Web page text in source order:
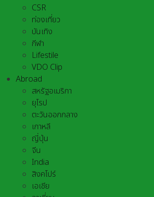
CSR
ท่องเที่ยว
บันเทิง
กีฬา
Lifestile
VDO Clip
Abroad
สหรัฐอเมริกา
ยุโรป
ตะวันออกกลาง
เกาหลี
ญี่ปุ่น
จีน
India
สิงคโปร์
เอเชีย